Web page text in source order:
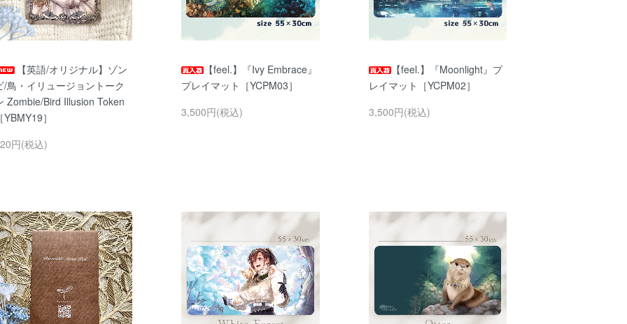
【英語/オリジナル】ゾン
/鳥・イリュージョントーク
Zombie/Bird Illusion Token
YBMY19］
円(税込)
【feel.】『Ivy Embrace』
プレイマット［YCPM03］
3,500円(税込)
【feel.】『Moonlight』プ
レイマット［YCPM02］
3,500円(税込)